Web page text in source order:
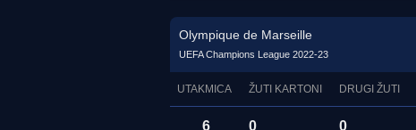
Olympique de Marseille
UEFA Champions League 2022-23
UTAKMICA ŽUTI KARTONI DRUGI ŽUTI
6 0 0